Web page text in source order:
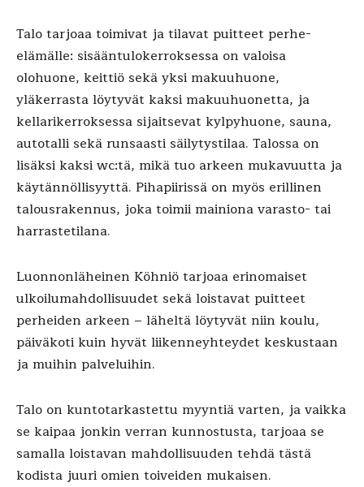
Talo tarjoaa toimivat ja tilavat puitteet perhe-
elämälle: sisääntulokerroksessa on valoisa
olohuone, keittiö sekä yksi makuuhuone,
yläkerrasta löytyvät kaksi makuuhuonetta, ja
kellarikerroksessa sijaitsevat kylpyhuone, sauna,
autotalli sekä runsaasti säilytystilaa. Talossa on
lisäksi kaksi wc:tä, mikä tuo arkeen mukavuutta ja
käytännöllisyyttä. Pihapiirissä on myös erillinen
talousrakennus, joka toimii mainiona varasto- tai
harrastetilana.
Luonnonläheinen Köhniö tarjoaa erinomaiset
ulkoilumahdollisuudet sekä loistavat puitteet
perheiden arkeen – läheltä löytyvät niin koulu,
päiväkoti kuin hyvät liikenneyhteydet keskustaan
ja muihin palveluihin.
Talo on kuntotarkastettu myyntiä varten, ja vaikka
se kaipaa jonkin verran kunnostusta, tarjoaa se
samalla loistavan mahdollisuuden tehdä tästä
kodista juuri omien toiveiden mukaisen.